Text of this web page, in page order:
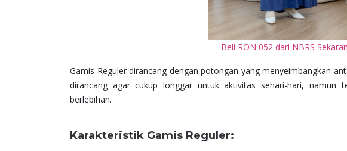
Beli RON 052 dari NBRS
Gamis Reguler dirancang dengan potongan yang menyeimbangkan
dirancang agar cukup longgar untuk aktivitas sehari-hari, namun
berlebihan.
Karakteristik Gamis Reguler: